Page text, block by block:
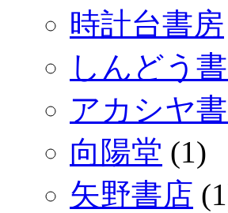
時計台書房
しんどう
アカシヤ
向陽堂 (1)
矢野書店